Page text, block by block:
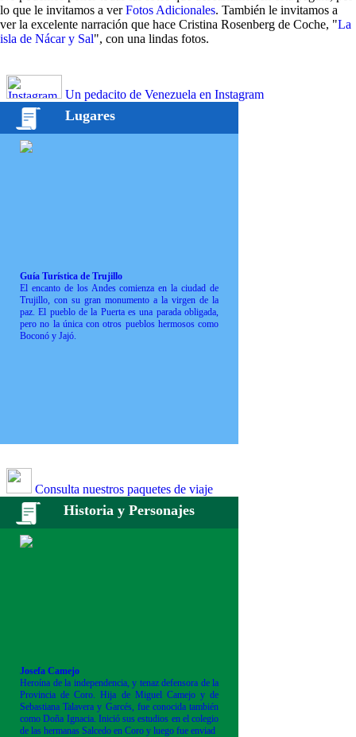
lo que le invitamos a verFotos Adicionales. También le invitamos a
ver la excelente narración que hace Cristina Rosenberg de Coche, "La
isla de Nácar y Sal", con una lindas fotos.
Un pedacito de Venezuela en Instagram
Lugares
Guía Turística de Trujillo
El encanto de los Andes comienza en la ciudad de
Trujillo, con su gran monumento a la virgen de la
paz. El pueblo de la Puerta es una parada obligada,
pero no la única con otros pueblos hermosos como
Boconó y Jajó.
Consulta nuestros paquetes de viaje
Historia y Personajes
Josefa Camejo
Heroína de la independencia, y tenaz defensora de la
Provincia de Coro. Hija de Miguel Camejo y de
Sebastiana Talavera y Garcés, fue conocida también
como Doña Ignacia. Inició sus estudios en el colegio
de las hermanas Salcedo en Coro y luego fue enviad